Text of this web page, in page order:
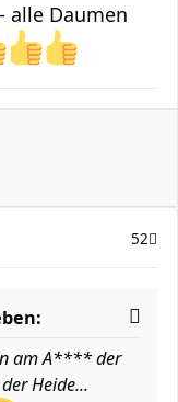
alle Daumen
52
am A**** der
Heide...